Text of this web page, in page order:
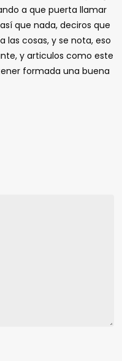
a que puerta llamar
que nada, deciros que
cosas, y se nota, eso
y articulos como este
formada una buena